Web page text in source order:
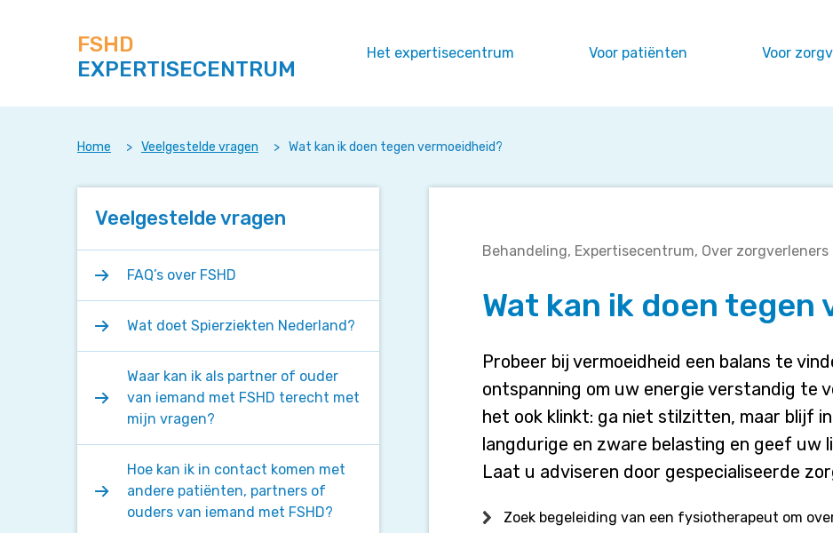
naar
content
deze
site
FSHD
EXPERTISECENTRUM
Het expertisecentrum Voor patiënten Voor
Home > Veelgestelde vragen > Wat kan ik doen tegen vermoeidheid?
Wat
ik
doen
vermoeidheid?
Behandeling Expertisecentrum Over zorgverleners
Wat kan ik doen tegen
Probeer bij vermoeidheid een balans te
ontspanning om uw energie verstandig te
het ook klinkt: ga niet stilzitten, maar blijf
langdurige en zware belasting en geef uw
Laat u adviseren door gespecialiseerde
Zoek begeleiding van een fysiotherapeut om
Veelgestelde vragen
FAQ’s over FSHD
Wat doet Spierziekten Nederland?
Waar kan ik als partner of ouder
van iemand met FSHD terecht met
mijn vragen?
Hoe kan ik in contact komen met
andere patiënten, partners of
ouders van iemand met FSHD?